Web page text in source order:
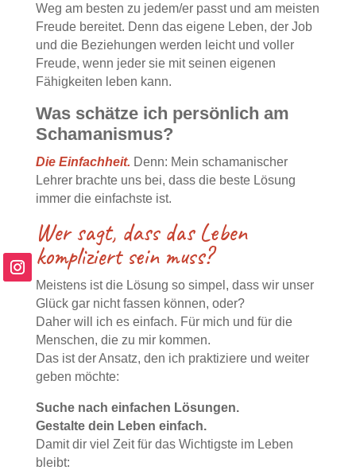
Weg am besten zu jedem/er passt und am meisten
Freude bereitet. Denn das eigene Leben, der Job
und die Beziehungen werden leicht und voller
Freude, wenn jeder sie mit seinen eigenen
Fähigkeiten leben kann.
Was schätze ich persönlich am
Schamanismus?
Die Einfachheit. Denn: Mein schamanischer
Lehrer brachte uns bei, dass die beste Lösung
immer die einfachste ist.
Wer sagt, dass das Leben
kompliziert sein muss?
Meistens ist die Lösung so simpel, dass wir unser
Glück gar nicht fassen können, oder?
Daher will ich es einfach. Für mich und für die
Menschen, die zu mir kommen.
Das ist der Ansatz, den ich praktiziere und weiter
geben möchte:
Suche nach einfachen Lösungen.
Gestalte dein Leben einfach.
Damit dir viel Zeit für das Wichtigste im Leben
bleibt: